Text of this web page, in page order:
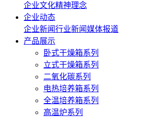
企业文化精神理念
企业动态
企业新闻行业新闻媒体报道
产品展示
卧式干燥箱系列
立式干燥箱系列
二氧化碳系列
电热培养箱系列
全温培养箱系列
高温炉系列